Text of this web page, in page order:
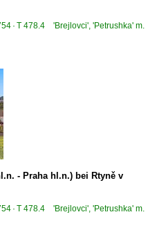
· T 478.4 'Brejlovci', 'Petrushka' m.
- Praha hl.n.) bei Rtyně v
· T 478.4 'Brejlovci', 'Petrushka' m.